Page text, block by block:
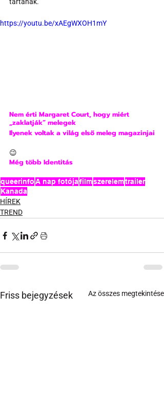
https://youtu.be/xAEgWXOH1mY
Nem érti Margaret Court, hogy miért
„zaklatják” melegek
Ilyenek voltak a világ első meleg magazinjai
😉
Még több Identitás
queerinfoA nap fotójafilmszerelemtrailer
Kanada
HÍREK
TREND
Friss bejegyzések Az összes megtekintése